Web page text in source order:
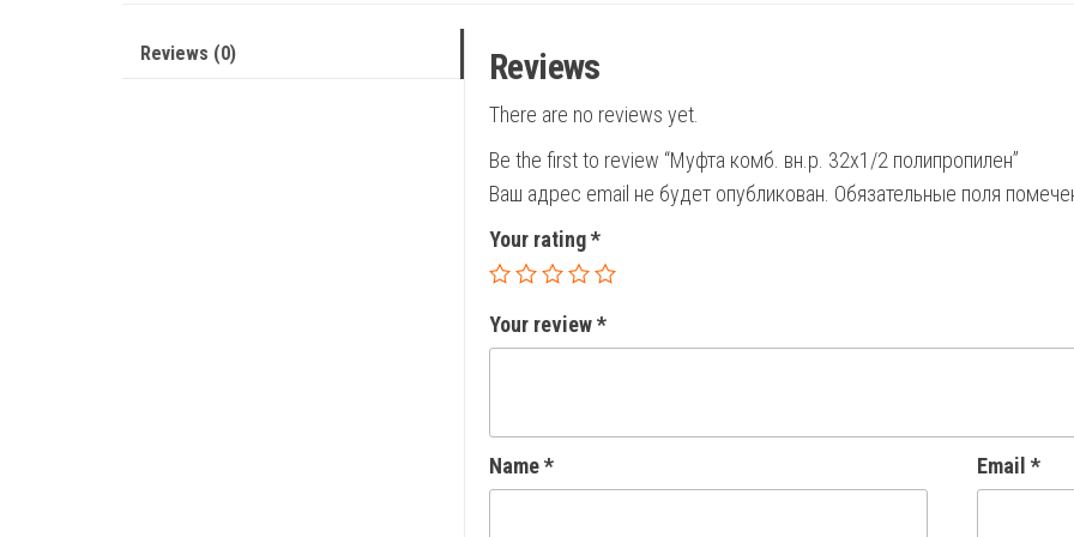
Reviews (0) Reviews
There are no reviews yet.
Be the first to review “Муфта комб. вн.р. 32х1/2 полипропилен”
Ваш адрес email не будет опубликован. Обязательные поля
Your rating*
Your review*
Name* Email *